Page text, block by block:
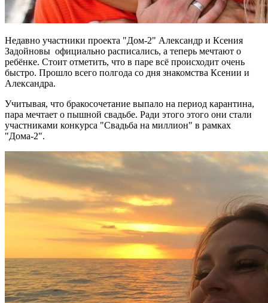
Недавно участники проекта "Дом-2" Александр и Ксения
Задойновы официально расписались, а теперь мечтают о
ребёнке. Стоит отметить, что в паре всё происходит очень
быстро. Прошло всего полгода со дня знакомства Ксении и
Александра.
Учитывая, что бракосочетание выпало на период карантина,
пара мечтает о пышной свадьбе. Ради этого этого они стали
участниками конкурса "Свадьба на миллион" в рамках
"Дома-2".